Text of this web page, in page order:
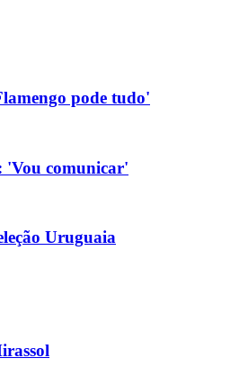
pode tudo'
'Vou comunicar'
Uruguaia